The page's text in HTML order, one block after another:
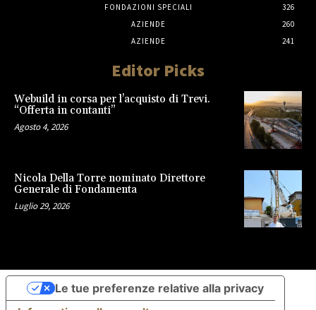
FONDAZIONI SPECIALI
326
AZIENDE
260
AZIENDE
241
Editor Picks
Webuild in corsa per l’acquisto di Trevi.
“Offerta in contanti”
Agosto 4, 2026
Nicola Della Torre nominato Direttore
Generale di Fondamenta
Luglio 29, 2026
Le tue preferenze relative alla privacy